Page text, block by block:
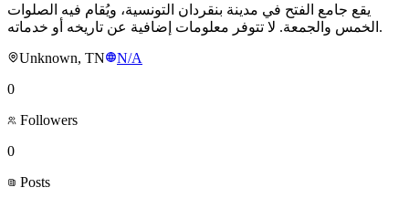
يقع جامع الفتح في مدينة بنقردان التونسية، ويُقام فيه الصلوات
الخمس والجمعة. لا تتوفر معلومات إضافية عن تاريخه أو خدماته.
Unknown, TN
N/A
0
Followers
0
Posts